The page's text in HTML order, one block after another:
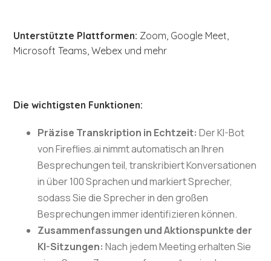
Unterstützte Plattformen: Zoom, Google Meet,
Microsoft Teams, Webex und mehr
Die wichtigsten Funktionen:
Präzise Transkription in Echtzeit: Der KI-Bot
von Fireflies.ai nimmt automatisch an Ihren
Besprechungen teil, transkribiert Konversationen
in über 100 Sprachen und markiert Sprecher,
sodass Sie die Sprecher in den großen
Besprechungen immer identifizieren können.
Zusammenfassungen und Aktionspunkte der
KI-Sitzungen: Nach jedem Meeting erhalten Sie